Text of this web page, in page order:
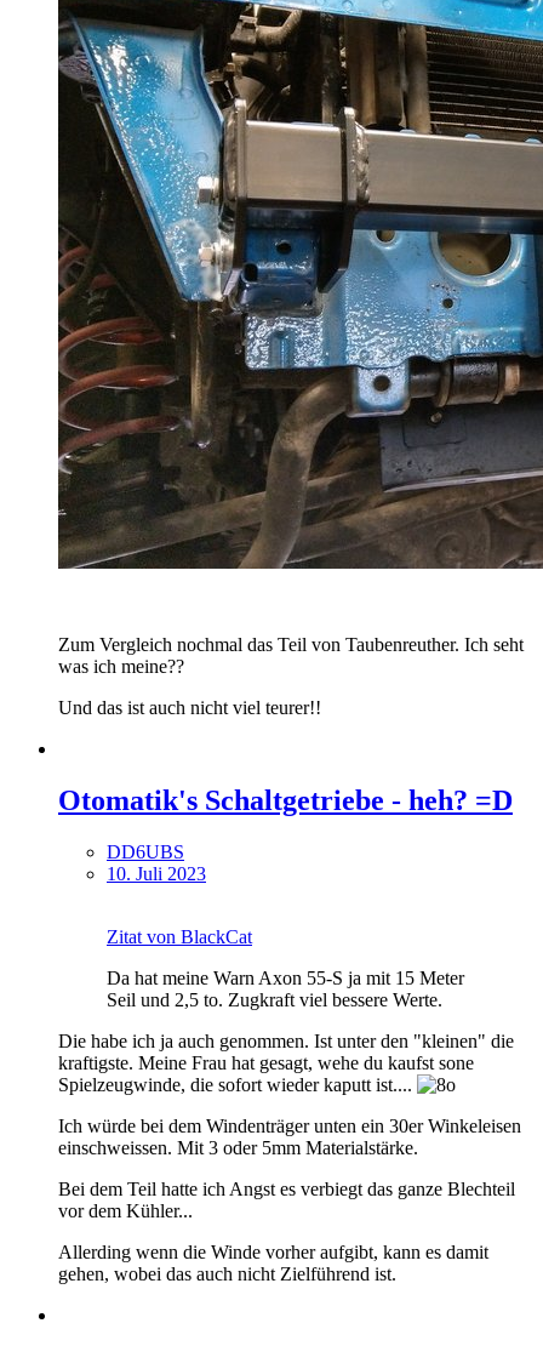
Zum Vergleich nochmal das Teil von Taubenreuther. Ich seht
was ich meine??
Und das ist auch nicht viel teurer!!
Otomatik's Schaltgetriebe - heh? =D
DD6UBS
10. Juli 2023
Zitat von BlackCat
Da hat meine Warn Axon 55-S ja mit 15 Meter
Seil und 2,5 to. Zugkraft viel bessere Werte.
Die habe ich ja auch genommen. Ist unter den "kleinen" die
kraftigste. Meine Frau hat gesagt, wehe du kaufst sone
Spielzeugwinde, die sofort wieder kaputt ist....
Ich würde bei dem Windenträger unten ein 30er Winkeleisen
einschweissen. Mit 3 oder 5mm Materialstärke.
Bei dem Teil hatte ich Angst es verbiegt das ganze Blechteil
vor dem Kühler...
Allerding wenn die Winde vorher aufgibt, kann es damit
gehen, wobei das auch nicht Zielführend ist.